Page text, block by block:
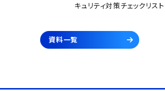
キュリティ対策チェックリスト
資料一覧